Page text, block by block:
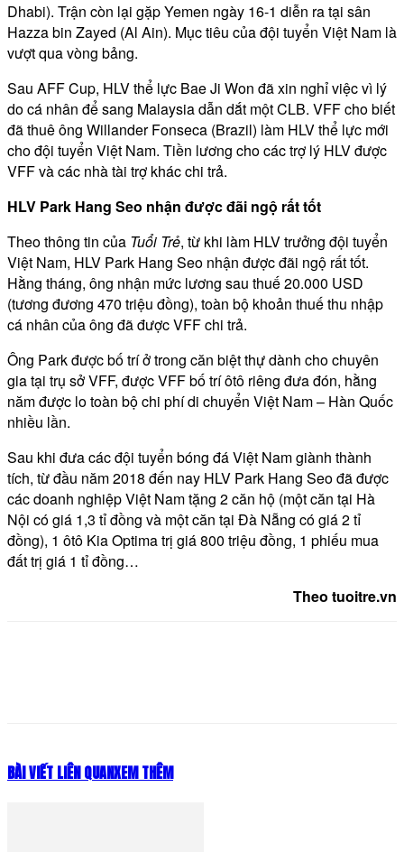
Dhabi). Trận còn lại gặp Yemen ngày 16-1 diễn ra tại sân
Hazza bin Zayed (Al Ain). Mục tiêu của đội tuyển Việt Nam là
vượt qua vòng bảng.
Sau AFF Cup, HLV thể lực Bae Ji Won đã xin nghỉ việc vì lý
do cá nhân để sang Malaysia dẫn dắt một CLB. VFF cho biết
đã thuê ông Willander Fonseca (Brazil) làm HLV thể lực mới
cho đội tuyển Việt Nam. Tiền lương cho các trợ lý HLV được
VFF và các nhà tài trợ khác chi trả.
HLV Park Hang Seo nhận được đãi ngộ rất tốt
Theo thông tin của Tuổi Trẻ, từ khi làm HLV trưởng đội tuyển
Việt Nam, HLV Park Hang Seo nhận được đãi ngộ rất tốt.
Hằng tháng, ông nhận mức lương sau thuế 20.000 USD
(tương đương 470 triệu đồng), toàn bộ khoản thuế thu nhập
cá nhân của ông đã được VFF chi trả.
Ông Park được bố trí ở trong căn biệt thự dành cho chuyên
gia tại trụ sở VFF, được VFF bố trí ôtô riêng đưa đón, hằng
năm được lo toàn bộ chi phí di chuyển Việt Nam – Hàn Quốc
nhiều lần.
Sau khi đưa các đội tuyển bóng đá Việt Nam giành thành
tích, từ đầu năm 2018 đến nay HLV Park Hang Seo đã được
các doanh nghiệp Việt Nam tặng 2 căn hộ (một căn tại Hà
Nội có giá 1,3 tỉ đồng và một căn tại Đà Nẵng có giá 2 tỉ
đồng), 1 ôtô Kia Optima trị giá 800 triệu đồng, 1 phiếu mua
đất trị giá 1 tỉ đồng…
Theo tuoitre.vn
BÀI VIẾT LIÊN QUANXEM THÊM